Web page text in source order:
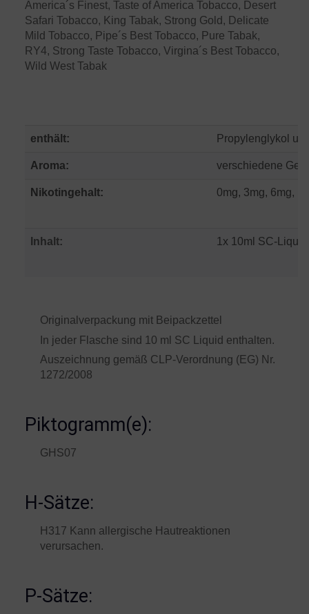
America´s Finest, Taste of America Tobacco, Desert
Safari Tobacco, King Tabak, Strong Gold, Delicate
Mild Tobacco, Pipe´s Best Tobacco, Pure Tabak,
RY4, Strong Taste Tobacco, Virgina´s Best Tobacco,
Wild West Tabak
enthält: Propylenglykol
Aroma: verschiedene
Nikotingehalt: 0mg, 3mg, 6mg,
Inhalt: 1x 10ml SC-
Originalverpackung mit Beipackzettel
In jeder Flasche sind 10 ml SC Liquid enthalten.
Auszeichnung gemäß CLP-Verordnung (EG) Nr.
1272/2008
Piktogramm(e):
GHS07
H-Sätze:
H317 Kann allergische Hautreaktionen
verursachen.
P-Sätze: